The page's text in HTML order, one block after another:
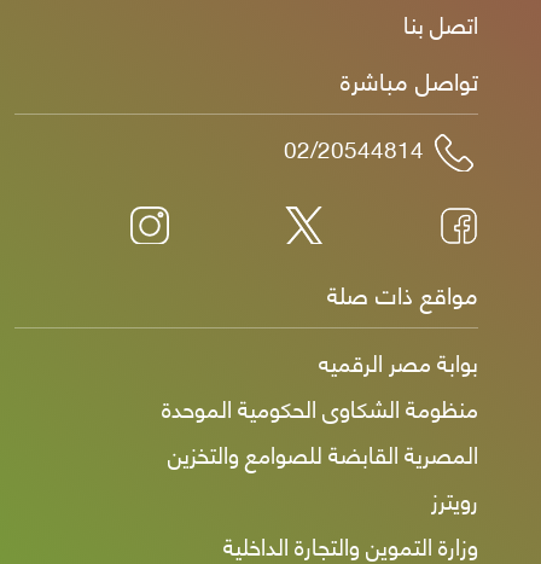
اتصل بنا
تواصل مباشرة
مواقع ذات صلة
بوابة مصر الرقميه
منظومة الشكاوى الحكومية الموحدة
المصرية القابضة للصوامع والتخزين
رويترز
وزارة التموين والتجارة الداخلية